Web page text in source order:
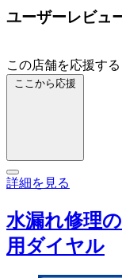
ユーザーレビュ
この店舗を応援する
ここから応援
詳細を見る
水漏れ修理
用ダイヤル